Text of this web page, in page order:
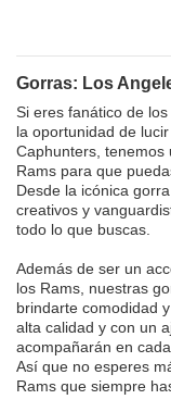
Gorras: Los
Si eres fanático de
la oportunidad de
Caphunters, tenemos
Rams para que
Desde la icónica
creativos y
todo lo que buscas.
Además de ser un
los Rams, nuestras
brindarte comodidad
alta calidad y con un
acompañarán en
Así que no esperes
Rams que siempre